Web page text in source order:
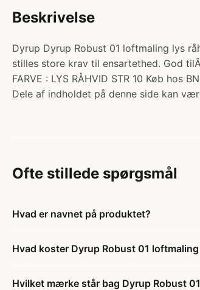
Beskrivelse
Dyrup Dyrup Robust 01 loftmaling lys
stilles store krav til ensartethed. God
FARVE : LYS RÅHVID STR 10 Køb hos
Dele af indholdet på denne side kan
Ofte stillede spørgsmål
Hvad er navnet på produktet?
Hvad koster Dyrup Robust 01
Hvilket mærke står bag Dyrup Robust